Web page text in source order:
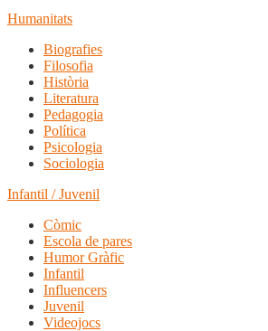
Humanitats
Biografies
Filosofia
Història
Literatura
Pedagogia
Política
Psicologia
Sociologia
Infantil / Juvenil
Còmic
Escola de pares
Humor Gràfic
Infantil
Influencers
Juvenil
Videojocs